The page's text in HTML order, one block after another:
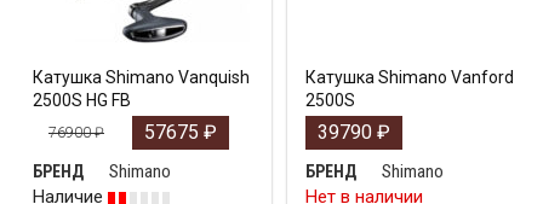
Катушка Shimano Vanquish
2500S HG FB
76900₽ 57675 ₽
БРЕНД
Shimano
Наличие
Катушка Shimano Vanford
2500S
39790 ₽
БРЕНД
Shimano
Нет в наличии